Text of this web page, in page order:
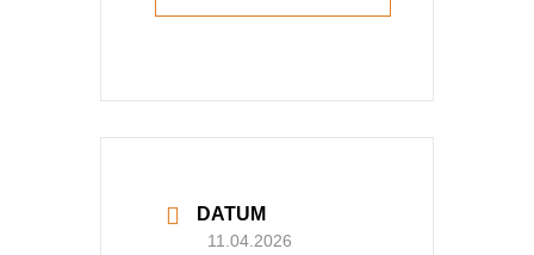
DATUM
11.04.2026